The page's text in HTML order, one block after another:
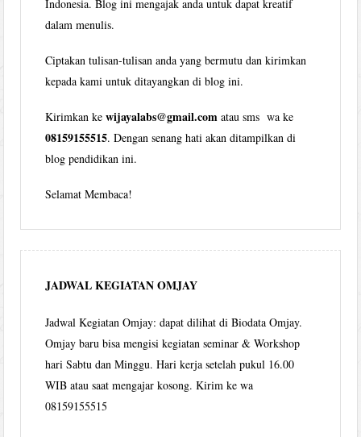
Indonesia. Blog ini mengajak anda untuk dapat kreatif
dalam menulis.
Ciptakan tulisan-tulisan anda yang bermutu dan kirimkan
kepada kami untuk ditayangkan di blog ini.
Kirimkan kewijayalabs@gmail.com atau sms wa ke
08159155515. Dengan senang hati akan ditampilkan di
blog pendidikan ini.
Selamat Membaca!
JADWAL KEGIATAN OMJAY
Jadwal Kegiatan Omjay: dapat dilihat di Biodata Omjay.
Omjay baru bisa mengisi kegiatan seminar & Workshop
hari Sabtu dan Minggu. Hari kerja setelah pukul 16.00
WIB atau saat mengajar kosong. Kirim ke wa
08159155515